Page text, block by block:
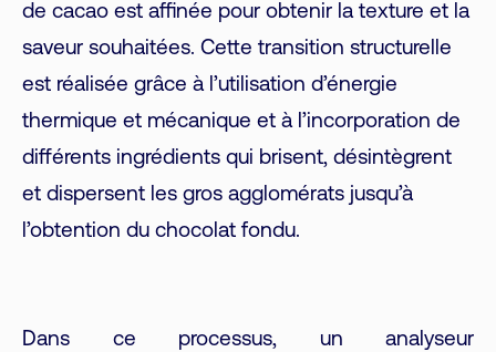
de cacao est affinée pour obtenir la texture et la
saveur souhaitées. Cette transition structurelle
est réalisée grâce à l’utilisation d’énergie
thermique et mécanique et à l’incorporation de
différents ingrédients qui brisent, désintègrent
et dispersent les gros agglomérats jusqu’à
l’obtention du chocolat fondu.
Dans ce processus, un analyseur